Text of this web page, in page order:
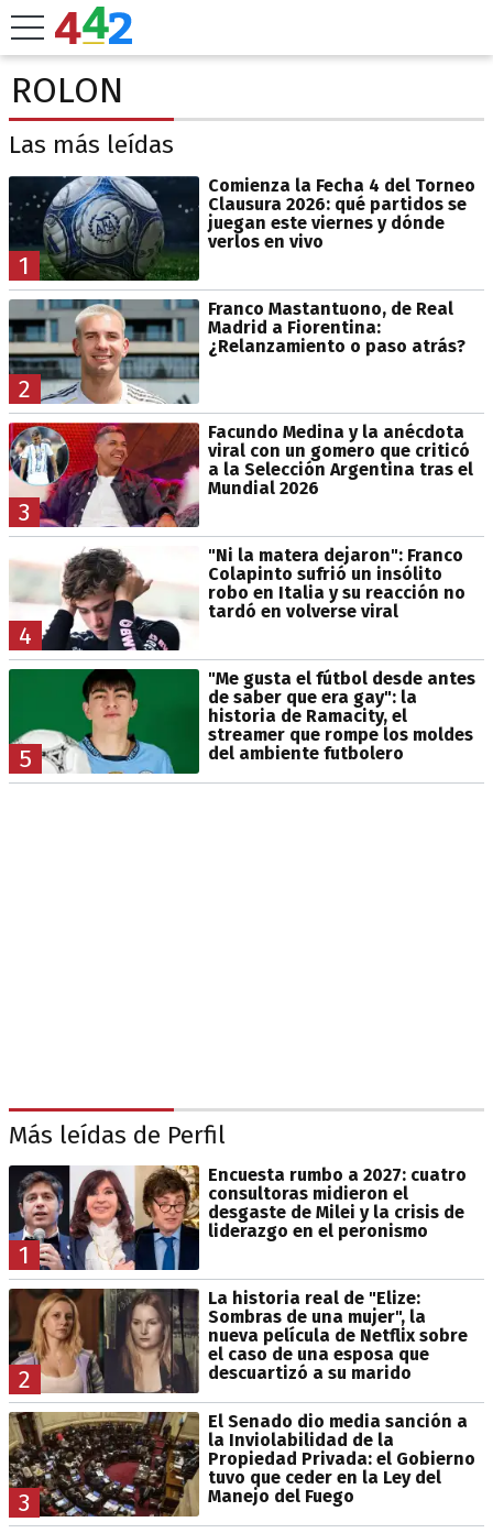
ROLON
Las más leídas
1
Comienza la Fecha 4 del Torneo
Clausura 2026: qué partidos se
juegan este viernes y dónde
verlos en vivo
2
Franco Mastantuono, de Real
Madrid a Fiorentina:
¿Relanzamiento o paso atrás?
3
Facundo Medina y la anécdota
viral con un gomero que criticó
a la Selección Argentina tras el
Mundial 2026
4
"Ni la matera dejaron": Franco
Colapinto sufrió un insólito
robo en Italia y su reacción no
tardó en volverse viral
5
"Me gusta el fútbol desde antes
de saber que era gay": la
historia de Ramacity, el
streamer que rompe los moldes
del ambiente futbolero
Más leídas de Perfil
1
Encuesta rumbo a 2027: cuatro
consultoras midieron el
desgaste de Milei y la crisis de
liderazgo en el peronismo
2
La historia real de "Elize:
Sombras de una mujer", la
nueva película de Netflix sobre
el caso de una esposa que
descuartizó a su marido
3
El Senado dio media sanción a
la Inviolabilidad de la
Propiedad Privada: el Gobierno
tuvo que ceder en la Ley del
Manejo del Fuego